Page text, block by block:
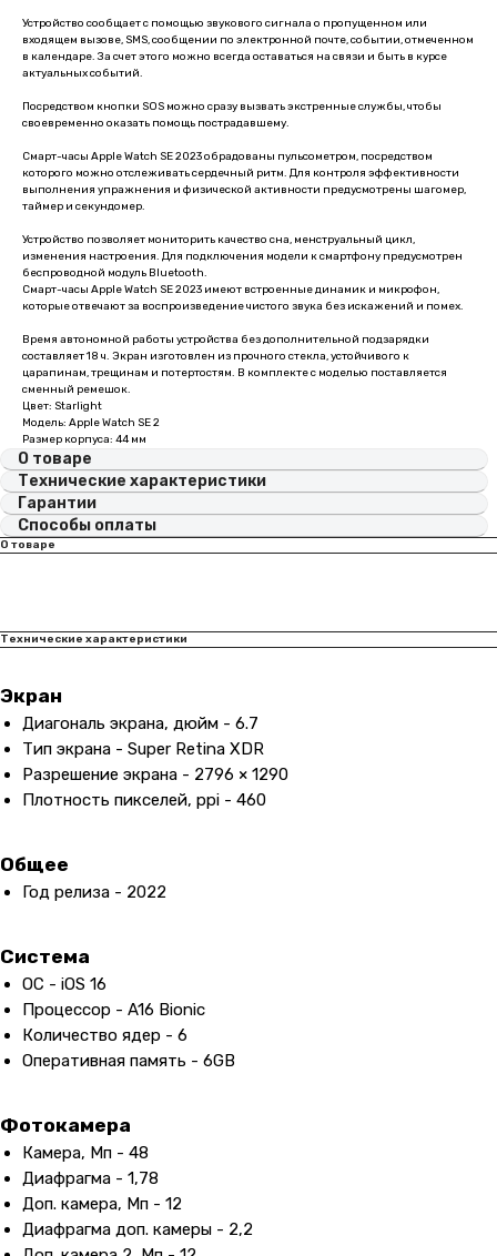
Устройство сообщает с помощью звукового сигнала о пропущенном или
входящем вызове, SMS, сообщении по электронной почте, событии, отмеченном
в календаре. За счет этого можно всегда оставаться на связи и быть в курсе
актуальных событий.
Посредством кнопки SOS можно сразу вызвать экстренные службы, чтобы
своевременно оказать помощь пострадавшему.
Смарт-часы Apple Watch SE 2023 обрадованы пульсометром, посредством
которого можно отслеживать сердечный ритм. Для контроля эффективности
выполнения упражнения и физической активности предусмотрены шагомер,
таймер и секундомер.
Устройство позволяет мониторить качество сна, менструальный цикл,
изменения настроения. Для подключения модели к смартфону предусмотрен
беспроводной модуль Bluetooth.
Смарт-часы Apple Watch SE 2023 имеют встроенные динамик и микрофон,
которые отвечают за воспроизведение чистого звука без искажений и помех.
Время автономной работы устройства без дополнительной подзарядки
составляет 18 ч. Экран изготовлен из прочного стекла, устойчивого к
царапинам, трещинам и потертостям. В комплекте с моделью поставляется
сменный ремешок.
Цвет: Starlight
Модель: Apple Watch SE 2
Размер корпуса: 44 мм
О товаре
Технические характеристики
Гарантии
Способы оплаты
О товаре
Технические характеристики
Экран
Диагональ экрана, дюйм - 6.7
Тип экрана - Super Retina XDR
Разрешение экрана - 2796 × 1290
Плотность пикселей, ppi - 460
Общее
Год релиза - 2022
Система
ОС - iOS 16
Процессор - A16 Bionic
Количество ядер - 6
Оперативная память - 6GB
Фотокамера
Камера, Мп - 48
Диафрагма - 1,78
Доп. камера, Мп - 12
Диафрагма доп. камеры - 2,2